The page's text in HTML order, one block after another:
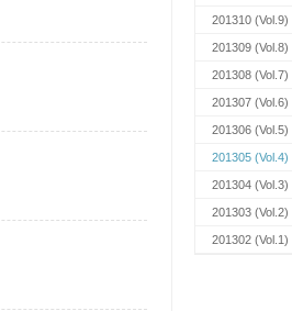
201310 (Vol.9)
201309 (Vol.8)
201308 (Vol.7)
201307 (Vol.6)
201306 (Vol.5)
201305 (Vol.4)
201304 (Vol.3)
201303 (Vol.2)
201302 (Vol.1)